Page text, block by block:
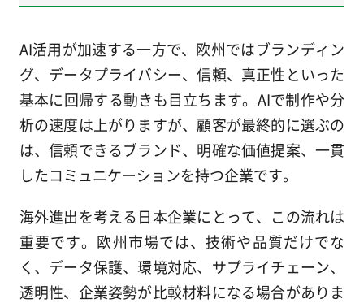
AI活用が加速する一方で、欧州ではブランディン
グ、データプライバシー、信頼、真正性といった
基本に回帰する動きも目立ちます。AIで制作や分
析の速度は上がりますが、顧客が最終的に選ぶの
は、信頼できるブランド、明確な価値提案、一貫
したコミュニケーションを持つ企業です。
海外進出を考える日本企業にとって、この流れは
重要です。欧州市場では、技術や品質だけでな
く、データ保護、環境対応、サプライチェーン、
透明性、企業姿勢が比較材料になる場合がありま